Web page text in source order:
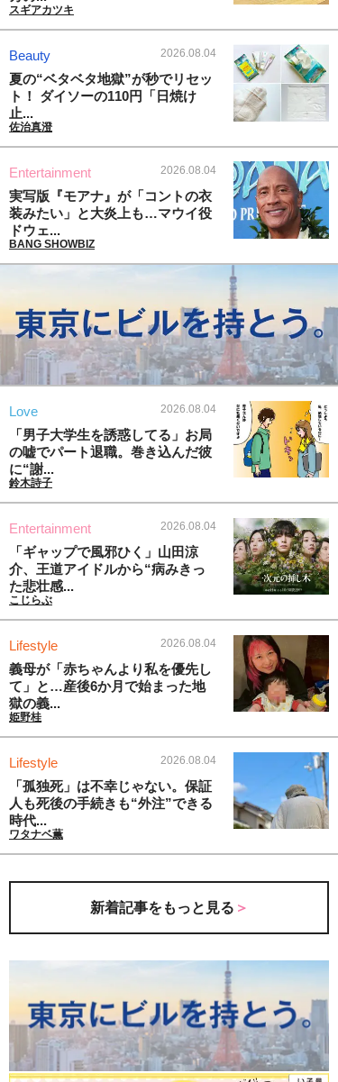
スギアカツキ
Beauty 2026.08.04
夏の“ベタベタ地獄”が秒でリセッ
ト！ ダイソーの110円「日焼け
止...
佐治真澄
Entertainment 2026.08.04
実写版『モアナ』が「コントの衣
装みたい」と大炎上も…マウイ役
ドウェ...
BANG SHOWBIZ
Love 2026.08.04
「男子大学生を誘惑してる」お局
の嘘でパート退職。巻き込んだ彼
に“謝...
鈴木詩子
Entertainment 2026.08.04
「ギャップで風邪ひく」山田涼
介、王道アイドルから“病みきっ
た悲壮感...
こじらぶ
Lifestyle 2026.08.04
義母が「赤ちゃんより私を優先し
て」と…産後6か月で始まった地
獄の義...
姫野桂
Lifestyle 2026.08.04
「孤独死」は不幸じゃない。保証
人も死後の手続きも“外注”できる
時代...
ワタナベ薫
新着記事をもっと見る